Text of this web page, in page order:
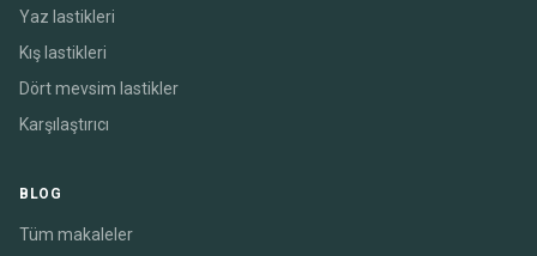
Yaz lastikleri
Kış lastikleri
Dört mevsim lastikler
Karşılaştırıcı
BLOG
Tüm makaleler